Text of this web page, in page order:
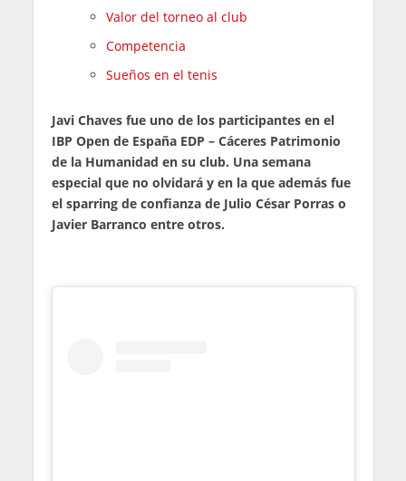
Valor del torneo al club
Competencia
Sueños en el tenis
Javi Chaves fue uno de los participantes en el
IBP Open de España EDP – Cáceres Patrimonio
de la Humanidad en su club. Una semana
especial que no olvidará y en la que además fue
el sparring de confianza de Julio César Porras o
Javier Barranco entre otros.